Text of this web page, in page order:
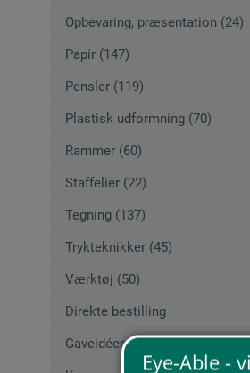
Opbevaring, præsentation (24)
Papir (147)
Pensler (119)
Plastisk udformning (70)
Rammer (60)
Staffelier (22)
Tegning (137)
Trykteknikker (45)
Værktøj (50)
Direkte bestilling
Gaveidéer (12)